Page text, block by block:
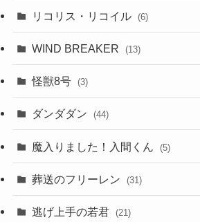
リコリス・リコイル (6)
WIND BREAKER (13)
怪獣8号 (3)
ダンダダン (44)
魔入りました！入間くん (5)
葬送のフリーレン (31)
逃げ上手の若君 (21)